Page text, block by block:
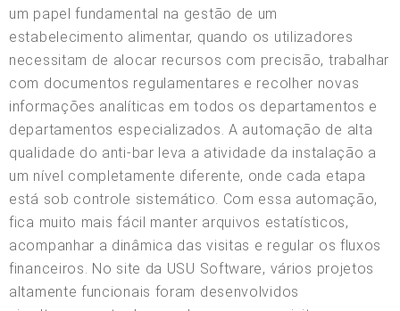
um papel fundamental na gestão de um
estabelecimento alimentar, quando os utilizadores
necessitam de alocar recursos com precisão, trabalhar
com documentos regulamentares e recolher novas
informações analíticas em todos os departamentos e
departamentos especializados. A automação de alta
qualidade do anti-bar leva a atividade da instalação a
um nível completamente diferente, onde cada etapa
está sob controle sistemático. Com essa automação,
fica muito mais fácil manter arquivos estatísticos,
acompanhar a dinâmica das visitas e regular os fluxos
financeiros. No site da USU Software, vários projetos
altamente funcionais foram desenvolvidos